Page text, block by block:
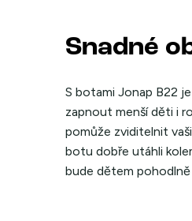
Snadné
S botami Jonap B22
zapnout menší děti i
pomůže zviditelnit
botu dobře utáhli
bude dětem